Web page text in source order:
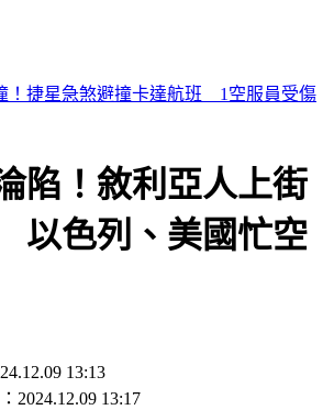
2026全球百大美女 林莎首上榜
陷！敘利亞人上街
以色列、美國忙空
13:13
2024.12.09 13:17